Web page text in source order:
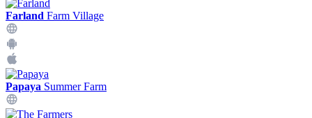
Farland Farm Village
Papaya Summer Farm